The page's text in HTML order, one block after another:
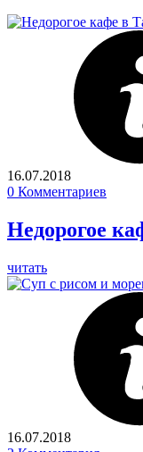
16.07.2018
0 Комментариев
Недорогое
читать
16.07.2018